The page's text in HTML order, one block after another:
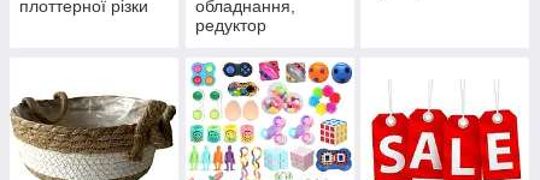
плоттерної різки
обладнання,
редуктор